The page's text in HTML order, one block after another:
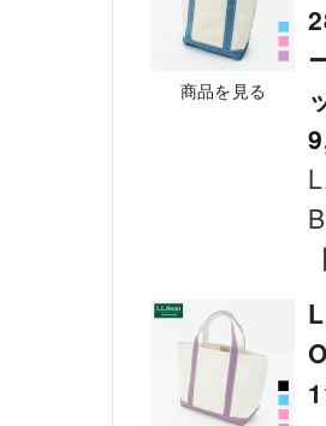
商品を見る